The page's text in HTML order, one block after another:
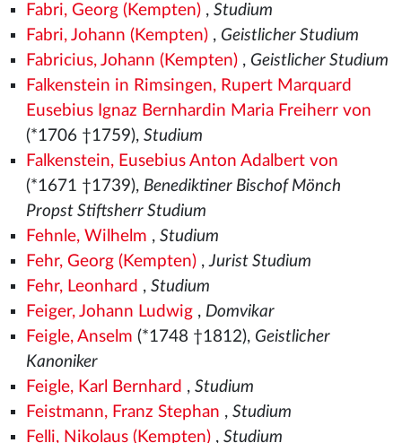
Fabri, Georg (Kempten), Studium
Fabri, Johann (Kempten), Geistlicher Studium
Fabricius, Johann (Kempten), Geistlicher Studium
Falkenstein in Rimsingen, Rupert Marquard
Eusebius Ignaz Bernhardin Maria Freiherr von
(*1706 †1759), Studium
Falkenstein, Eusebius Anton Adalbert von
(*1671 †1739), Benediktiner Bischof Mönch
Propst Stiftsherr Studium
Fehnle, Wilhelm , Studium
Fehr, Georg (Kempten),Jurist Studium
Fehr, Leonhard , Studium
Feiger, Johann Ludwig, Domvikar
Feigle, Anselm (*1748 †1812), Geistlicher
Kanoniker
Feigle, Karl Bernhard , Studium
Feistmann, Franz Stephan , Studium
Felli, Nikolaus (Kempten), Studium